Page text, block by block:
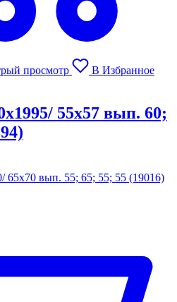
просмотр
В Избранное
55х57 вып. 60;